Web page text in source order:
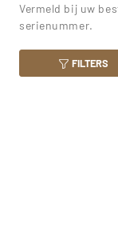
Vermeld bij uw
serienummer.
FILTERS